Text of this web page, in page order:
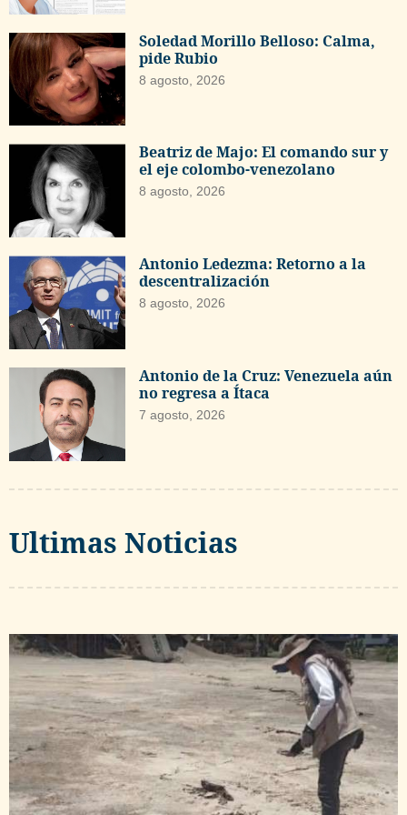
Soledad Morillo Belloso: Calma,
pide Rubio
8 agosto, 2026
Beatriz de Majo: El comando sur y
el eje colombo-venezolano
8 agosto, 2026
Antonio Ledezma: Retorno a la
descentralización
8 agosto, 2026
Antonio de la Cruz: Venezuela aún
no regresa a Ítaca
7 agosto, 2026
Ultimas Noticias